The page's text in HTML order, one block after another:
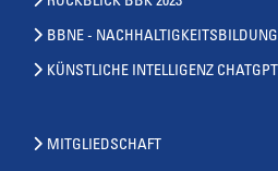
BBNE - NACHHALTIGKEITSBILDUNG
KÜNSTLICHE INTELLIGENZ CHATGPT
MITGLIEDSCHAFT